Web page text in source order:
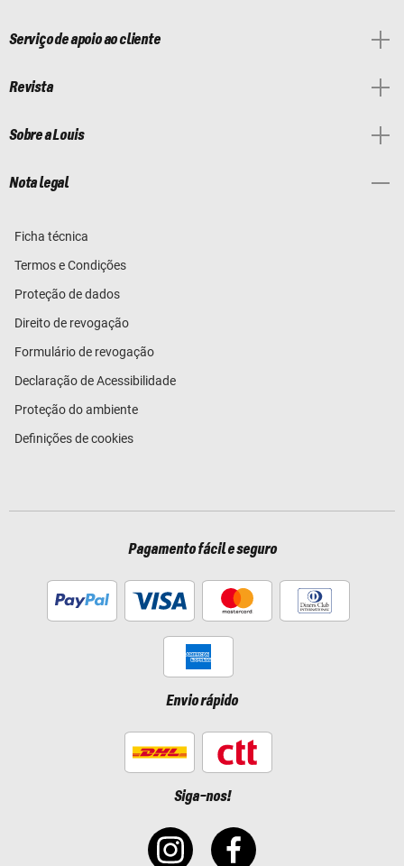
Serviço de apoio ao cliente
Revista
Sobre a Louis
Nota legal
Ficha técnica
Termos e Condições
Proteção de dados
Direito de revogação
Formulário de revogação
Declaração de Acessibilidade
Proteção do ambiente
Definições de cookies
Pagamento fácil e seguro
Envio rápido
Siga-nos!